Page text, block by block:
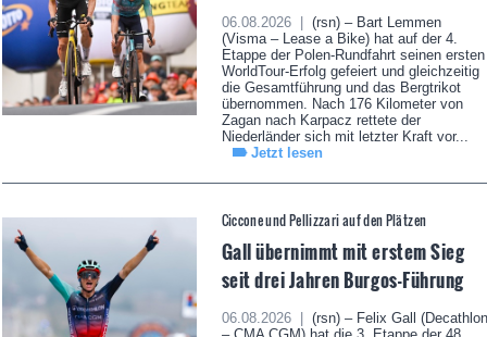
06.08.2026 |
(rsn) – Bart Lemmen
(Visma – Lease a Bike) hat auf der 4.
Etappe der Polen-Rundfahrt seinen ersten
WorldTour-Erfolg gefeiert und gleichzeitig
die Gesamtführung und das Bergtrikot
übernommen. Nach 176 Kilometer von
Zagan nach Karpacz rettete der
Niederländer sich mit letzter Kraft vor...
Jetzt lesen
Ciccone und Pellizzari auf den Plätzen
Gall übernimmt mit erstem Sieg
seit drei Jahren Burgos-Führung
06.08.2026 |
(rsn) – Felix Gall (Decathlon